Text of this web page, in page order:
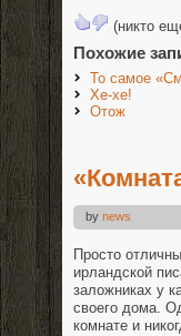
(никто
Похожие
То самое
Хе-хе!
Отож
by news
Просто
ирландской
заложниках у
своего дома.
комнате и